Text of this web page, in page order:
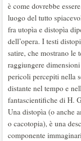
è come dovrebbe
luogo del tutto
fra utopìa e distopìa
dell’opera. I testi
satire, che mostrano le
raggiungere
pericoli percepiti nella
distante nel tempo e
fantascientifiche di H.
Una distopìa (o anche
o cacotopia), è una
componente